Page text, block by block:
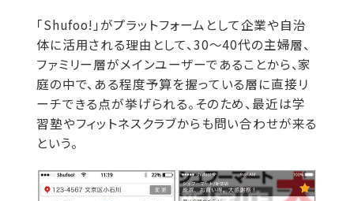
「Shufoo!」がプラットフォームとして企業や自治
体に活用される理由として、30～40代の主婦層、
ファミリー層がメインユーザーであることから、家
庭の中で、ある程度予算を握っている層に直接リ
ーチできる点が挙げられる。そのため、最近は学
習塾やフィットネスクラブからも問い合わせが来る
という。